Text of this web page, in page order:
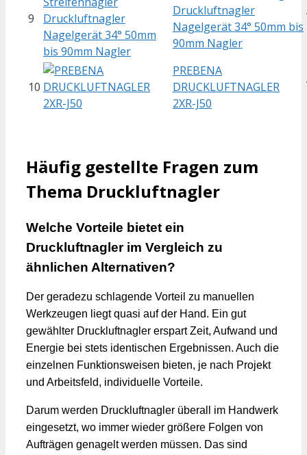
9
Druckluftnagler
Nagelgerät 34° 50mm bis
90mm Nagler
10
PREBENA
DRUCKLUFTNAGLER
2XR-J50
Häufig gestellte Fragen zum
Thema Druckluftnagler
Welche Vorteile bietet ein
Druckluftnagler im Vergleich zu
ähnlichen Alternativen?
Der geradezu schlagende Vorteil zu manuellen
Werkzeugen liegt quasi auf der Hand. Ein gut
gewählter Druckluftnagler erspart Zeit, Aufwand und
Energie bei stets identischen Ergebnissen. Auch die
einzelnen Funktionsweisen bieten, je nach Projekt
und Arbeitsfeld, individuelle Vorteile.
Darum werden Druckluftnagler überall im Handwerk
eingesetzt, wo immer wieder größere Folgen von
Aufträgen genagelt werden müssen. Das sind